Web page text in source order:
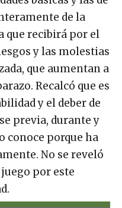
de la
que recibirá por el
y las molestias
que aumentan a
Recalcó que es
y el deber de
previa, durante y
conoce porque ha
No se reveló
por este